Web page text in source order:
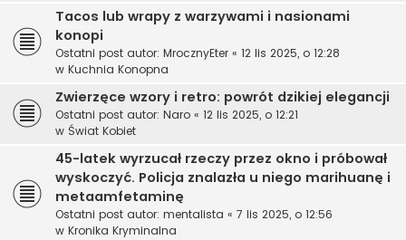
Tacos lub wrapy z warzywami i nasionami
konopi
Ostatni post autor: MrocznyEter « 12 lis 2025, o 12:28
w Kuchnia Konopna
Zwierzęce wzory i retro: powrót dzikiej elegancji
Ostatni post autor: Naro « 12 lis 2025, o 12:21
w Świat Kobiet
45-latek wyrzucał rzeczy przez okno i próbował
wyskoczyć. Policja znalazła u niego marihuanę i
metaamfetaminę
Ostatni post autor: mentalista « 7 lis 2025, o 12:56
w Kronika Kryminalna